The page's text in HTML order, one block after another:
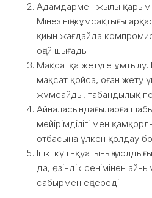
Адамдармен жылы қарым-
Мінезінің жұмсақтығы
қиын жағдайда
оңай шығады.
Мақсатқа жетуге ұмтылу.
мақсат қойса, оған жету
жұмсайды, табандылық
Айналасындағыларға
мейірімділігі мен
отбасына үлкен қолдау
Ішкі күш-қуатының
да, өзіндік сенімінен
сабырмен еңсереді.